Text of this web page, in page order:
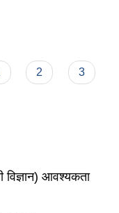
2
3
विज्ञान) आवश्यकता